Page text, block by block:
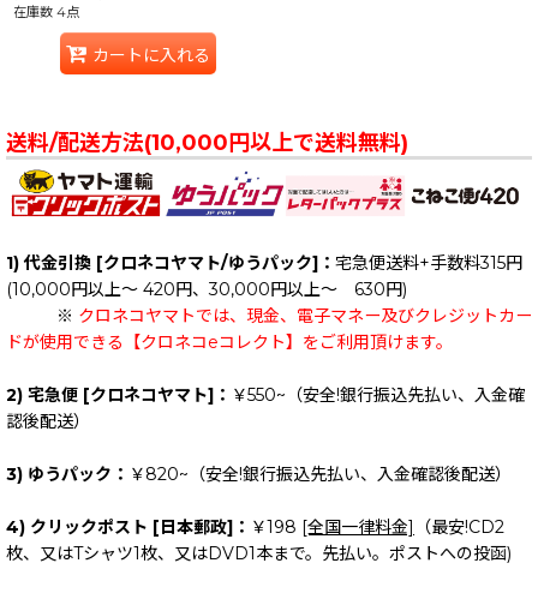
在庫数 4点
カートに入れる
送料/配送方法(10,000円以上で送料無料)
1) 代金引換 [クロネコヤマト/ゆうパック]： 宅急便送料+手数料315円
(10,000円以上～ 420円、30,000円以上～ 630円)
※ クロネコヤマトでは、現金、電子マネー及びクレジットカー
ドが使用できる【クロネコeコレクト】をご利用頂けます。
2) 宅急便 [クロネコヤマト]： ￥550~（安全!銀行振込先払い、入金確
認後配送）
3) ゆうパック： ￥820~（安全!銀行振込先払い、入金確認後配送）
4) クリックポスト [日本郵政]： ￥198 [全国一律料金]
（最安!CD2
枚、又はTシャツ1枚、又はDVD1本まで。先払い。ポストへの投函)